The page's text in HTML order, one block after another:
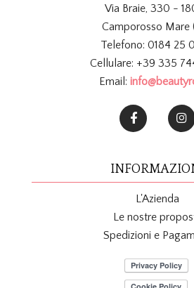
Via Braie, 330 -
Camporosso Mare
Telefono: 0184 25
Cellulare: +39 335
Email:
L'Azienda
Le nostre
Spedizioni e